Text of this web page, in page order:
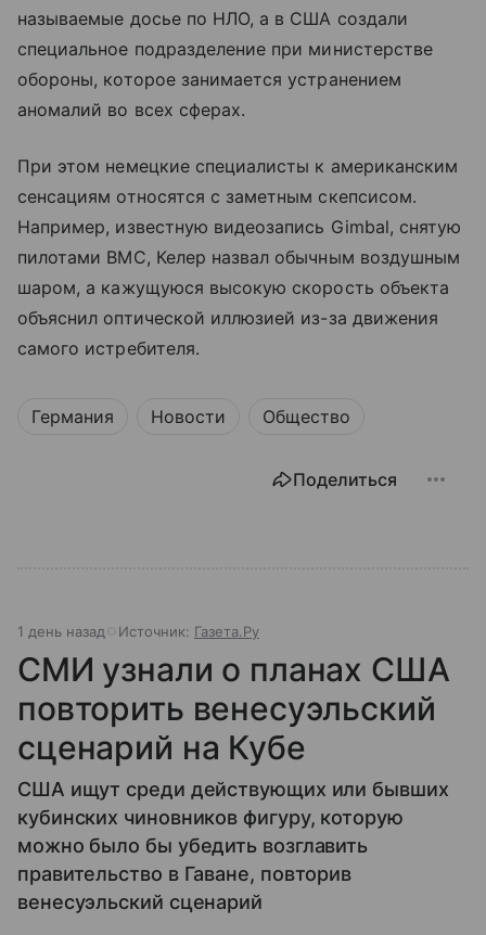
называемые досье по НЛО, а в США создали
специальное подразделение при министерстве
обороны, которое занимается устранением
аномалий во всех сферах.
При этом немецкие специалисты к американским
сенсациям относятся с заметным скепсисом.
Например, известную видеозапись Gimbal, снятую
пилотами ВМС, Келер назвал обычным воздушным
шаром, а кажущуюся высокую скорость объекта
объяснил оптической иллюзией из-за движения
самого истребителя.
Германия Новости Общество
Поделиться
1 день назад Источник: Газета.Ру
СМИ узнали о планах США
повторить венесуэльский
сценарий на Кубе
США ищут среди действующих или бывших
кубинских чиновников фигуру, которую
можно было бы убедить возглавить
правительство в Гаване, повторив
венесуэльский сценарий